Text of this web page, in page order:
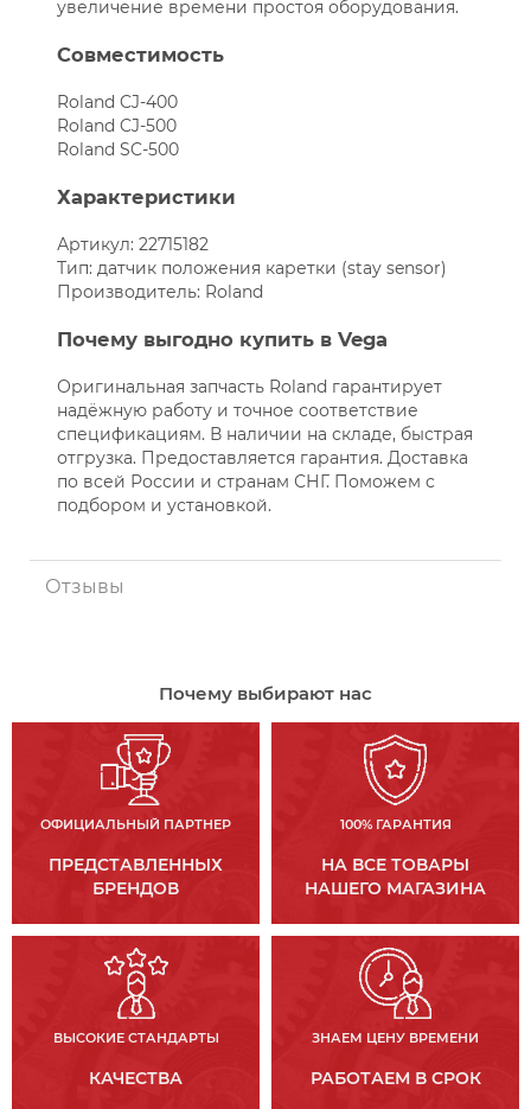
увеличение времени простоя оборудования.
Совместимость
Roland CJ-400
Roland CJ-500
Roland SC-500
Характеристики
Артикул: 22715182
Тип: датчик положения каретки (stay sensor)
Производитель: Roland
Почему выгодно купить в Vega
Оригинальная запчасть Roland гарантирует
надёжную работу и точное соответствие
спецификациям. В наличии на складе, быстрая
отгрузка. Предоставляется гарантия. Доставка
по всей России и странам СНГ. Поможем с
подбором и установкой.
Отзывы
Почему выбирают нас
ОФИЦИАЛЬНЫЙ ПАРТНЕР
ПРЕДСТАВЛЕННЫХ
БРЕНДОВ
100% ГАРАНТИЯ
НА ВСЕ ТОВАРЫ
НАШЕГО МАГАЗИНА
ВЫСОКИЕ СТАНДАРТЫ
КАЧЕСТВА
ЗНАЕМ ЦЕНУ ВРЕМЕНИ
РАБОТАЕМ В СРОК